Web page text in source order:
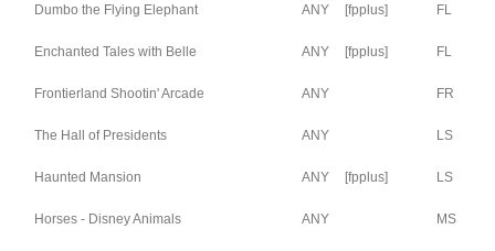
Dumbo the Flying Elephant ANY [fpplus] FL
Enchanted Tales with Belle ANY [fpplus] FL
Frontierland Shootin' Arcade ANY FR
The Hall of Presidents ANY LS
Haunted Mansion ANY [fpplus] LS
Horses - Disney Animals ANY MS